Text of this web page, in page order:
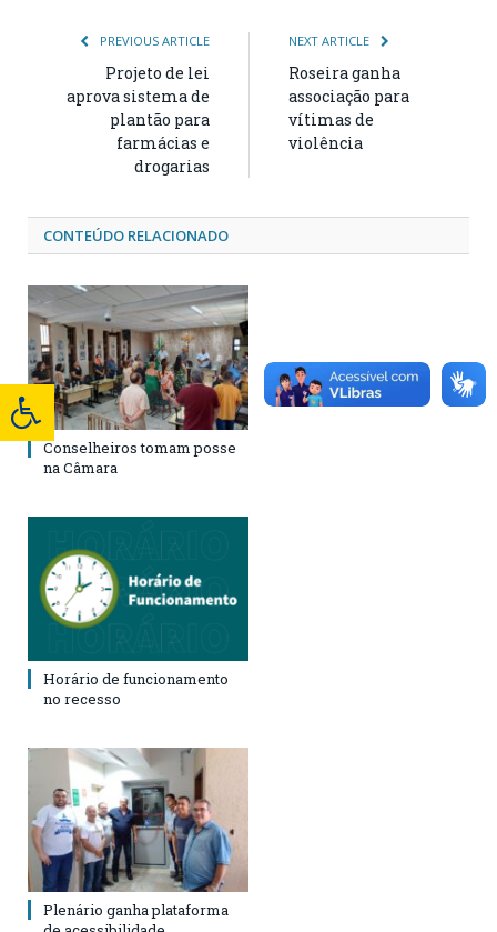
PREVIOUS ARTICLE
Projeto de lei
aprova sistema de
plantão para
farmácias e
drogarias
NEXT ARTICLE
Roseira ganha
associação para
vítimas de
violência
CONTEÚDO RELACIONADO
Conselheiros tomam posse
na Câmara
Horário de funcionamento
no recesso
Plenário ganha plataforma